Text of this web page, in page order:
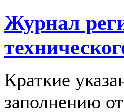
Журнал
Краткие
заполнению